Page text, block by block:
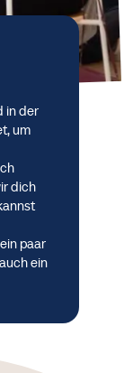
in der
um
dich
paar
ein